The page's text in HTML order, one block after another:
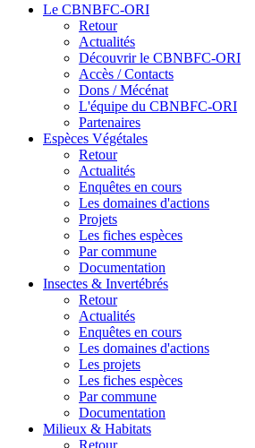
Le CBNBFC-ORI
Retour
Actualités
Découvrir le CBNBFC-ORI
Accès / Contacts
Dons / Mécénat
L'équipe du CBNBFC-ORI
Partenaires
Espèces Végétales
Retour
Actualités
Enquêtes en cours
Les domaines d'actions
Projets
Les fiches espèces
Par commune
Documentation
Insectes & Invertébrés
Retour
Actualités
Enquêtes en cours
Les domaines d'actions
Les projets
Les fiches espèces
Par commune
Documentation
Milieux & Habitats
Retour